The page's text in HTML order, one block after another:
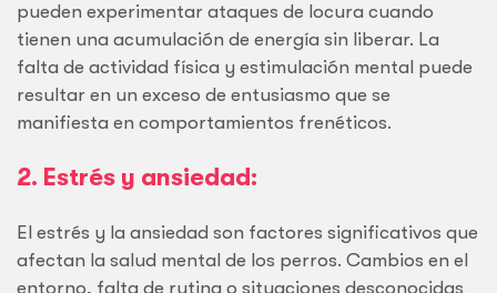
pueden experimentar ataques de locura cuando
tienen una acumulación de energía sin liberar. La
falta de actividad física y estimulación mental puede
resultar en un exceso de entusiasmo que se
manifiesta en comportamientos frenéticos.
2. Estrés y ansiedad:
El estrés y la ansiedad son factores significativos que
afectan la salud mental de los perros. Cambios en el
entorno, falta de rutina o situaciones desconocidas